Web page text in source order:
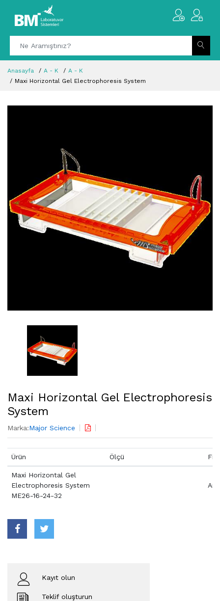
Anasayfa A - K
A - K
Maxi Horizontal Gel Electrophoresis System
Maxi Horizontal Gel Electrophoresis
System
Marka:Major Science
Ürün Ölçü
Maxi Horizontal Gel
Electrophoresis System
ME26-16-24-32
Kayıt olun
Teklif oluşturun